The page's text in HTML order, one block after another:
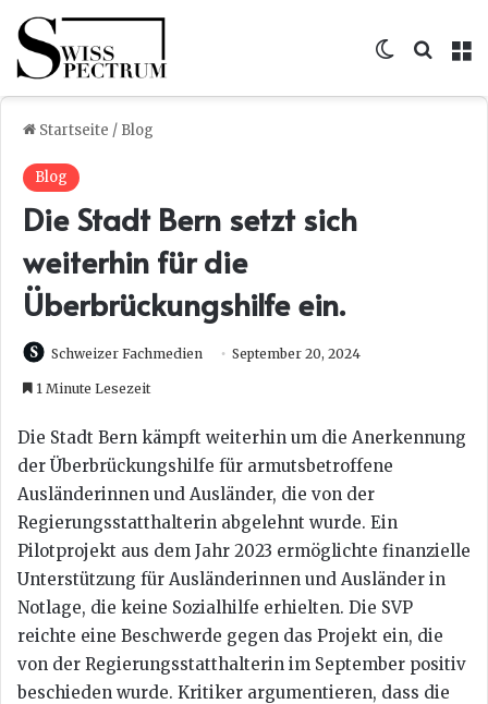
Skin
Startseite / Blog
Blog
Die Stadt Bern setzt sich
weiterhin für die
Überbrückungshilfe ein.
Schweizer Fachmedien September 20, 2024
1 Minute Lesezeit
Die Stadt Bern kämpft weiterhin um die Anerkennung
der Überbrückungshilfe für armutsbetroffene
Ausländerinnen und Ausländer, die von der
Regierungsstatthalterin abgelehnt wurde. Ein
Pilotprojekt aus dem Jahr 2023 ermöglichte finanzielle
Unterstützung für Ausländerinnen und Ausländer in
Notlage, die keine Sozialhilfe erhielten. Die SVP
reichte eine Beschwerde gegen das Projekt ein, die
von der Regierungsstatthalterin im September positiv
beschieden wurde. Kritiker argumentieren, dass die